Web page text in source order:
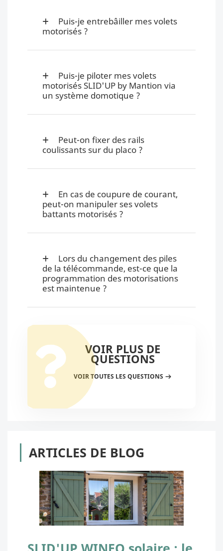
Puis-je entrebâiller mes volets
motorisés ?
Puis-je piloter mes volets
motorisés SLID'UP by Mantion via
un système domotique ?
Peut-on fixer des rails
coulissants sur du placo ?
En cas de coupure de courant,
peut-on manipuler ses volets
battants motorisés ?
Lors du changement des piles
de la télécommande, est-ce que la
programmation des motorisations
est maintenue ?
VOIR PLUS DE
QUESTIONS
VOIR TOUTES LES QUESTIONS
ARTICLES DE BLOG